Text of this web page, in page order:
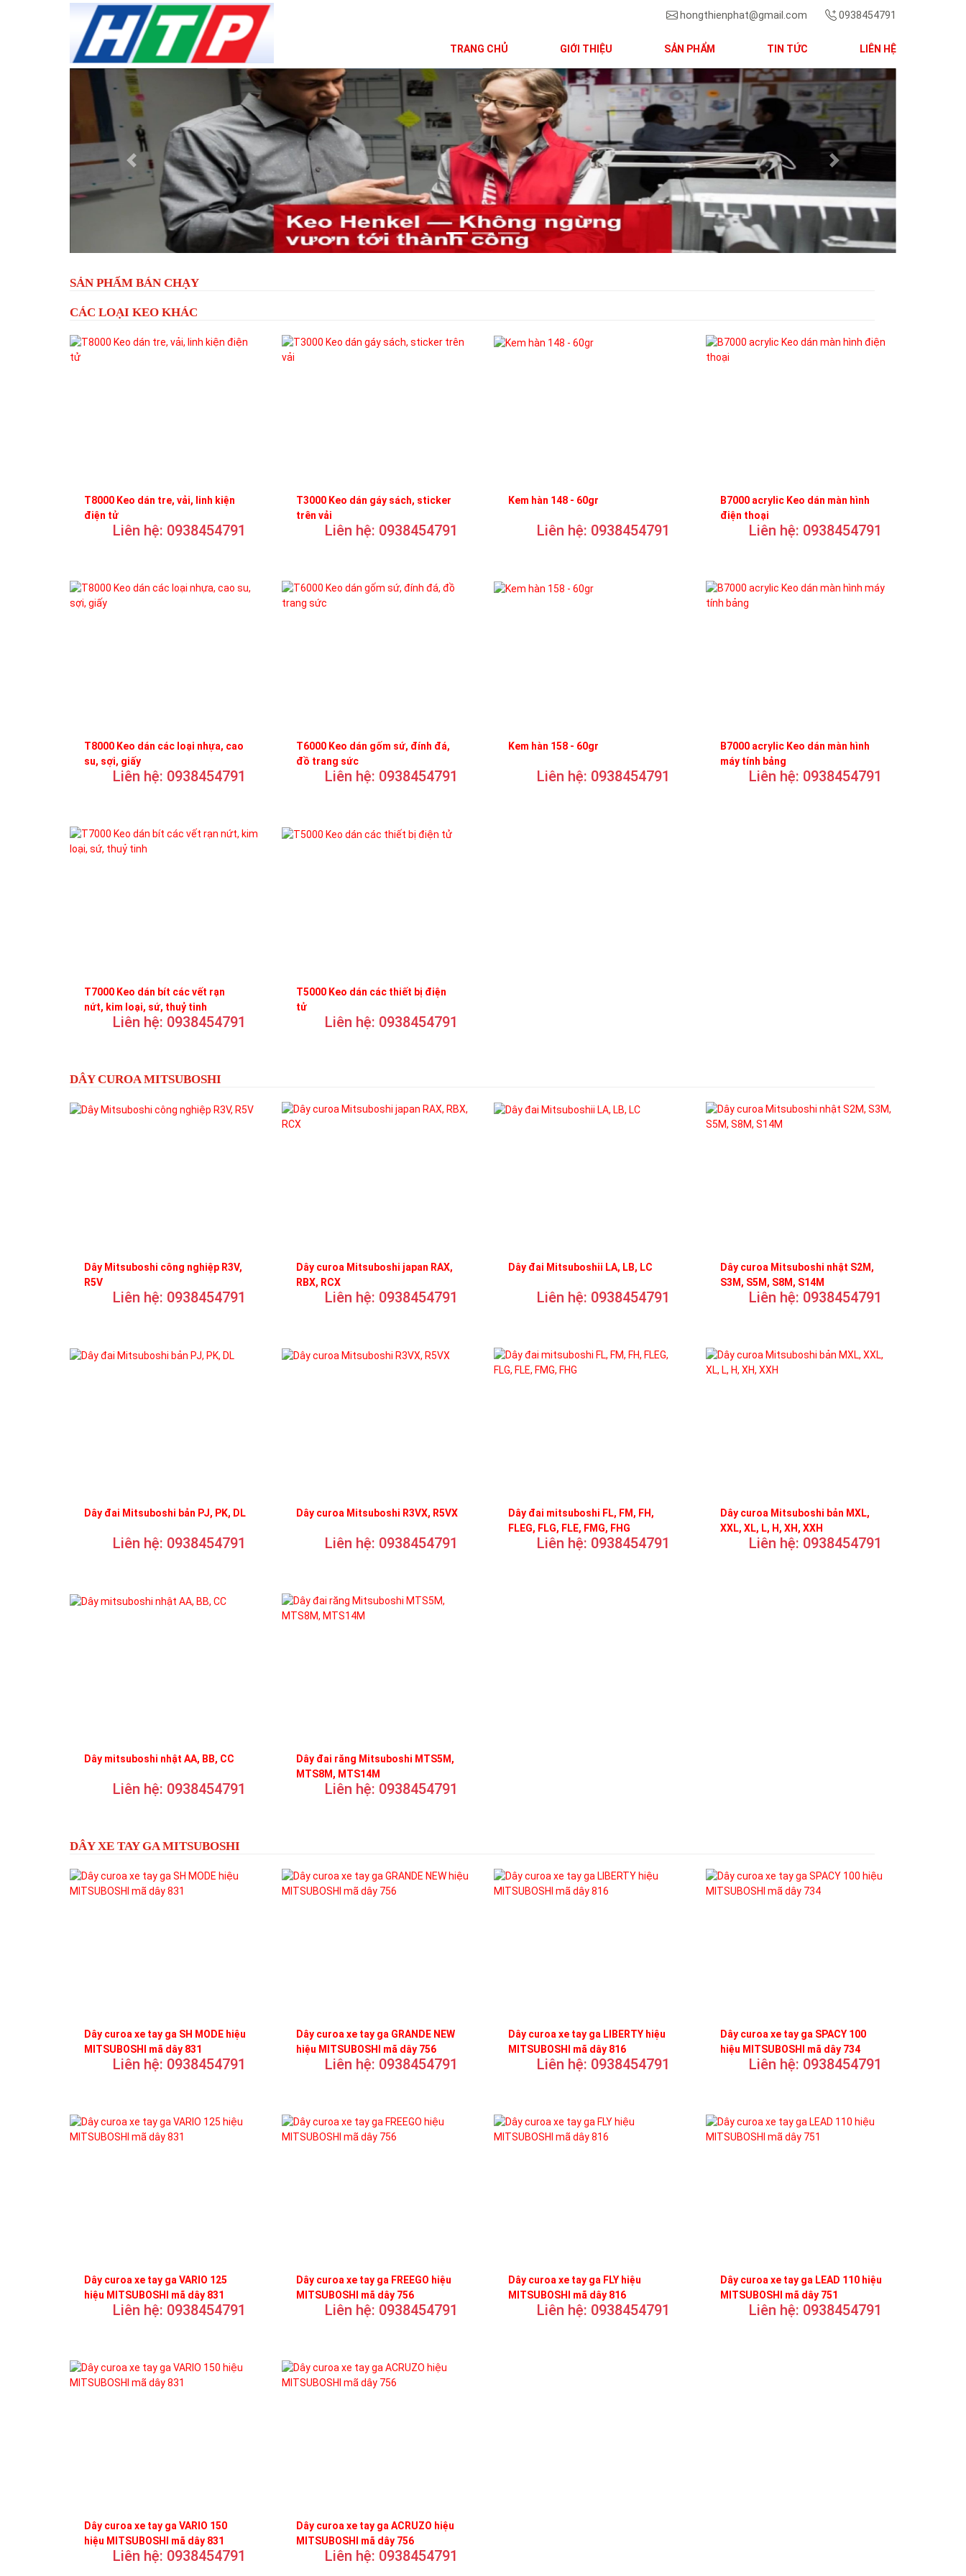
hongthienphat@gmail.com 0938454791
TRANG CHỦ GIỚI THIỆU SẢN PHẨM TIN TỨC LIÊN HỆ
Previous Next
SẢN PHẨM BÁN CHẠY
CÁC LOẠI KEO KHÁC
T8000 Keo dán tre, vải, linh kiện
điện tử
Liên hệ: 0938454791
T3000 Keo dán gáy sách, sticker
trên vải
Liên hệ: 0938454791
Kem hàn 148 - 60gr
Liên hệ: 0938454791
B7000 acrylic Keo dán màn hình
điện thoại
Liên hệ: 0938454791
T8000 Keo dán các loại nhựa, cao
su, sợi, giấy
Liên hệ: 0938454791
T6000 Keo dán gốm sứ, đính đá,
đồ trang sức
Liên hệ: 0938454791
Kem hàn 158 - 60gr
Liên hệ: 0938454791
B7000 acrylic Keo dán màn hình
máy tính bảng
Liên hệ: 0938454791
T7000 Keo dán bít các vết rạn
nứt, kim loại, sứ, thuỷ tinh
Liên hệ: 0938454791
T5000 Keo dán các thiết bị điện
tử
Liên hệ: 0938454791
DÂY CUROA MITSUBOSHI
Dây Mitsuboshi công nghiệp R3V,
R5V
Liên hệ: 0938454791
Dây curoa Mitsuboshi japan RAX,
RBX, RCX
Liên hệ: 0938454791
Dây đai Mitsuboshii LA, LB, LC
Liên hệ: 0938454791
Dây curoa Mitsuboshi nhật S2M,
S3M, S5M, S8M, S14M
Liên hệ: 0938454791
Dây đai Mitsuboshi bản PJ, PK, DL
Liên hệ: 0938454791
Dây curoa Mitsuboshi R3VX, R5VX
Liên hệ: 0938454791
Dây đai mitsuboshi FL, FM, FH,
FLEG, FLG, FLE, FMG, FHG
Liên hệ: 0938454791
Dây curoa Mitsuboshi bản MXL,
XXL, XL, L, H, XH, XXH
Liên hệ: 0938454791
Dây mitsuboshi nhật AA, BB, CC
Liên hệ: 0938454791
Dây đai răng Mitsuboshi MTS5M,
MTS8M, MTS14M
Liên hệ: 0938454791
DÂY XE TAY GA MITSUBOSHI
Dây curoa xe tay ga SH MODE hiệu
MITSUBOSHI mã dây 831
Liên hệ: 0938454791
Dây curoa xe tay ga GRANDE NEW
hiệu MITSUBOSHI mã dây 756
Liên hệ: 0938454791
Dây curoa xe tay ga LIBERTY hiệu
MITSUBOSHI mã dây 816
Liên hệ: 0938454791
Dây curoa xe tay ga SPACY 100
hiệu MITSUBOSHI mã dây 734
Liên hệ: 0938454791
Dây curoa xe tay ga VARIO 125
hiệu MITSUBOSHI mã dây 831
Liên hệ: 0938454791
Dây curoa xe tay ga FREEGO hiệu
MITSUBOSHI mã dây 756
Liên hệ: 0938454791
Dây curoa xe tay ga FLY hiệu
MITSUBOSHI mã dây 816
Liên hệ: 0938454791
Dây curoa xe tay ga LEAD 110 hiệu
MITSUBOSHI mã dây 751
Liên hệ: 0938454791
Dây curoa xe tay ga VARIO 150
hiệu MITSUBOSHI mã dây 831
Liên hệ: 0938454791
Dây curoa xe tay ga ACRUZO hiệu
MITSUBOSHI mã dây 756
Liên hệ: 0938454791